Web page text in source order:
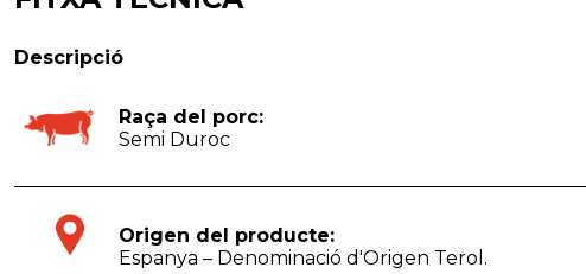
Descripció
Raça del porc:
Semi Duroc
Origen del producte:
Espanya – Denominació d'Origen Terol.